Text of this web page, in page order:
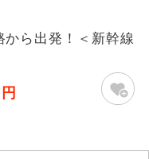
から出発！＜新幹線
円
駅）から最終日出発空港
が同行します。
務し、車内での観光案内